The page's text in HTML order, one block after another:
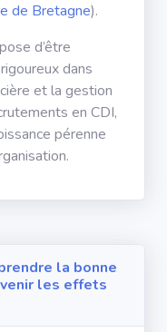
de Bretagne).
d’être
dans
et la gestion
en CDI,
pérenne
la bonne
les effets